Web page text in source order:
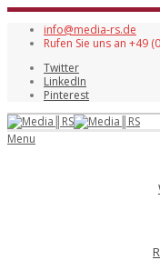
info@media-rs.de
Rufen Sie uns an +49
Twitter
LinkedIn
Pinterest
Menu